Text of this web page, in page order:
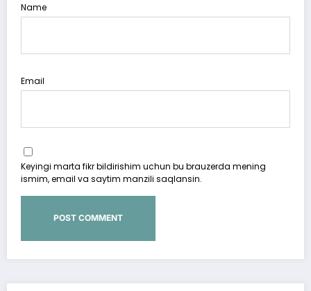
Name
Email
Keyingi marta fikr bildirishim uchun bu brauzerda mening
ismim, email va saytim manzili saqlansin.